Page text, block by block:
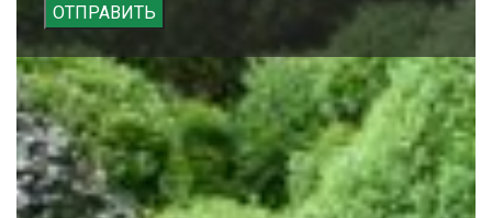
ОТПРАВИТЬ